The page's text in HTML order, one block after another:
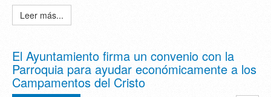
Leer más...
El Ayuntamiento firma un convenio con la
Parroquia para ayudar económicamente a los
Campamentos del Cristo